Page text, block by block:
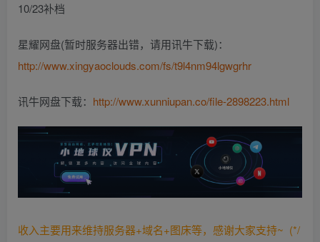
10/23补档
星耀网盘(暂时服务器出错，请用讯牛下载)：
http://www.xingyaoclouds.com/fs/t9l4nm94lgwgrhr
讯牛网盘下载： http://www.xunniupan.co/file-2898223.html
收入主要用来维持服务器+域名+图床等，感谢大家支持~ (*/